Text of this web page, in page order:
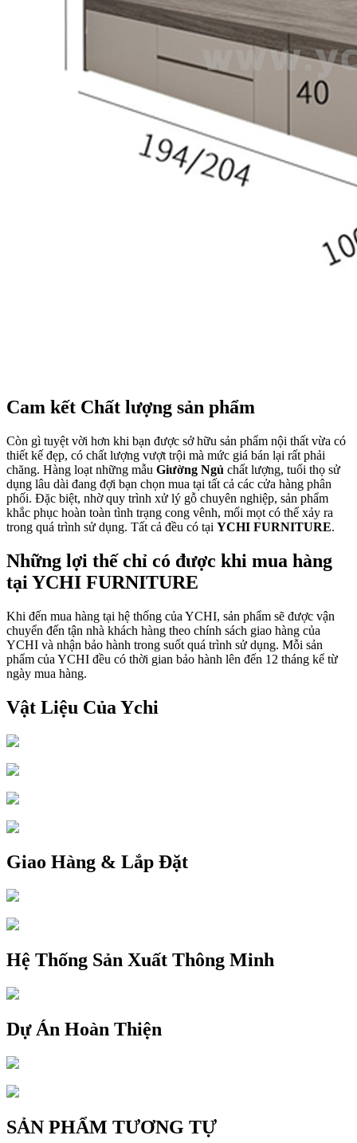
Cam kết Chất lượng sản phẩm
Còn gì tuyệt vời hơn khi bạn được sở hữu sản phẩm nội thất vừa có
thiết kế đẹp, có chất lượng vượt trội mà mức giá bán lại rất phải
chăng. Hàng loạt những mẫu Giường Ngủ chất lượng, tuổi thọ sử
dụng lâu dài đang đợi bạn chọn mua tại tất cả các cửa hàng phân
phối. Đặc biệt, nhờ quy trình xử lý gỗ chuyên nghiệp, sản phẩm
khắc phục hoàn toàn tình trạng cong vênh, mối mọt có thể xảy ra
trong quá trình sử dụng. Tất cả đều có tại YCHI FURNITURE.
Những lợi thế chỉ có được khi mua hàng
tại YCHI FURNITURE
Khi đến mua hàng tại hệ thống của YCHI, sản phẩm sẽ được vận
chuyển đến tận nhà khách hàng theo chính sách giao hàng của
YCHI và nhận bảo hành trong suốt quá trình sử dụng. Mỗi sản
phẩm của YCHI đều có thời gian bảo hành lên đến 12 tháng kể từ
ngày mua hàng.
Vật Liệu Của Ychi
Giao Hàng & Lắp Đặt
Hệ Thống Sản Xuất Thông Minh
Dự Án Hoàn Thiện
SẢN PHẨM TƯƠNG TỰ